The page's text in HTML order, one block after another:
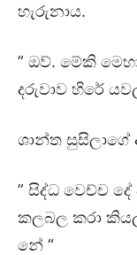
හැරුනාය.
” ඔව්. මේකි
දරුවාව හිරේ
ශාන්ත
” සිද්ධ වෙච්ච
කලබල කරා
නේ “